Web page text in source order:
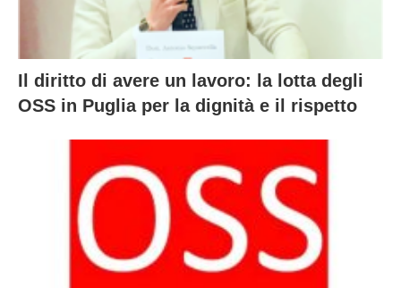
Il diritto di avere un lavoro: la lotta degli
OSS in Puglia per la dignità e il rispetto